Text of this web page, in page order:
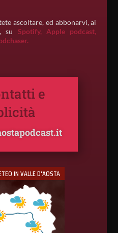
ascoltare, ed abbonarvi, ai
, su Spotify, Apple podcast,
e